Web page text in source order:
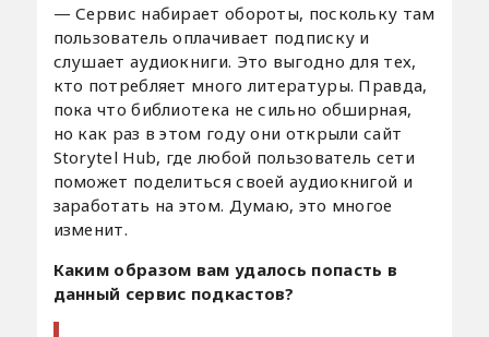
— Сервис набирает обороты, поскольку там
пользователь оплачивает подписку и
слушает аудиокниги. Это выгодно для тех,
кто потребляет много литературы. Правда,
пока что библиотека не сильно обширная,
но как раз в этом году они открыли сайт
Storytel Hub, где любой пользователь сети
поможет поделиться своей аудиокнигой и
заработать на этом. Думаю, это многое
изменит.
Каким образом вам удалось попасть в
данный сервис подкастов?